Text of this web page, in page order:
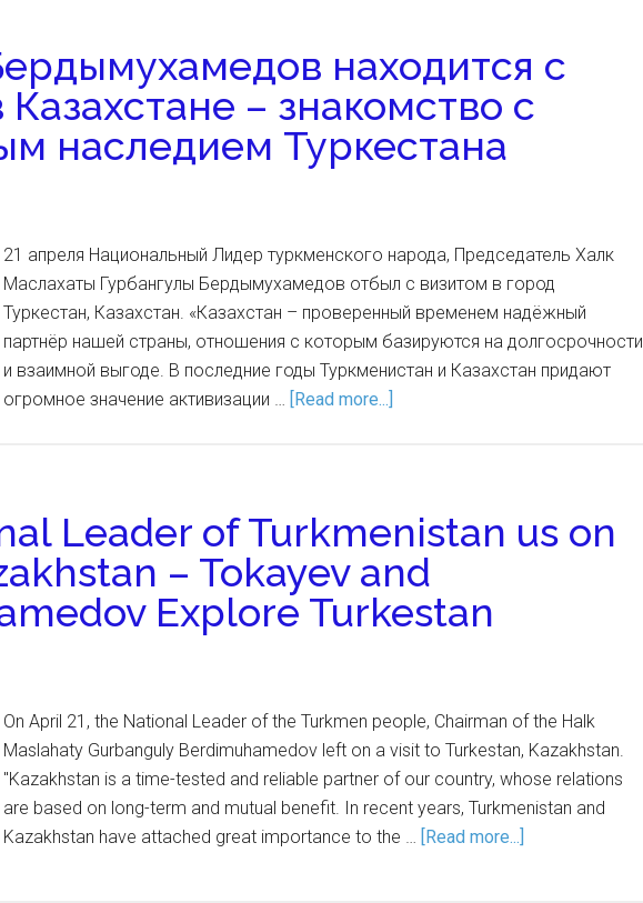
находится с
– знакомство с
наследием Туркестана
21 апреля Национальный Лидер туркменского народа, Председатель Халк
Маслахаты Гурбангулы Бердымухамедов отбыл с визитом в город
Туркестан, Казахстан. «Казахстан – проверенный временем надёжный
партнёр нашей страны, отношения с которым базируются на долгосрочности
и взаимной выгоде. В последние годы Туркменистан и Казахстан придают
огромное значение активизации … [Read more...]
Leader of Turkmenistan us on
– Tokayev and
Explore Turkestan
On April 21, the National Leader of the Turkmen people, Chairman of the Halk
Maslahaty Gurbanguly Berdimuhamedov left on a visit to Turkestan, Kazakhstan.
"Kazakhstan is a time-tested and reliable partner of our country, whose relations
are based on long-term and mutual benefit. In recent years, Turkmenistan and
Kazakhstan have attached great importance to the … [Read more...]